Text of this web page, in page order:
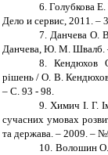
6. Голубкова
Дело и сервис, 2011. –
7. Данчева О.
Данчева, Ю. М. Швалб.
8.
Кендюхов
рішень / О. В.
– С. 93 - 98.
9. Химич І. Г.
сучасних умовах
та держава. – 2009. –
10. Волошин О.